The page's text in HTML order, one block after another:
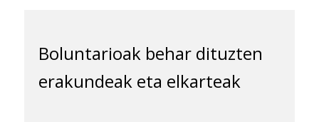
Boluntarioak behar dituzten
erakundeak eta elkarteak